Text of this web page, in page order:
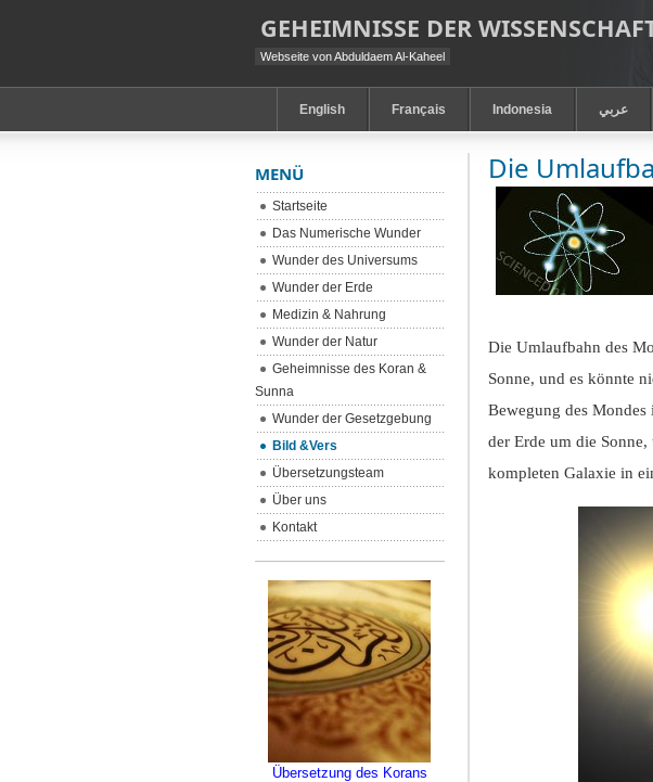
GEHEIMNISSE DER
Webseite von Abduldaem Al-Kaheel
English Français Indonesia عربي
Die
Die Umlaufbahn des
Sonne, und es könnte
Bewegung des
der Erde um die
kompleten Galaxie in
MENÜ
Startseite
Das Numerische Wunder
Wunder des Universums
Wunder der Erde
Medizin & Nahrung
Wunder der Natur
Geheimnisse des Koran &
Sunna
Wunder der Gesetzgebung
Bild &Vers
Übersetzungsteam
Über uns
Kontakt
Übersetzung des Korans